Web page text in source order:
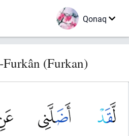
Qonaq
(Furkan)